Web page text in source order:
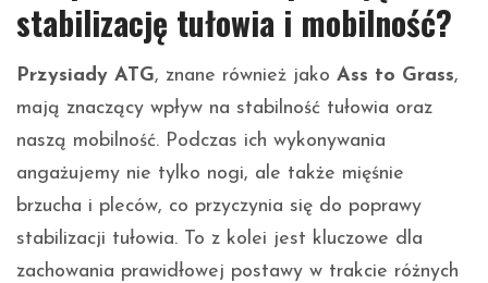
stabilizację tułowia i mobilność?
Przysiady ATG, znane również jako Ass to Grass,
mają znaczący wpływ na stabilność tułowia oraz
naszą mobilność. Podczas ich wykonywania
angażujemy nie tylko nogi, ale także mięśnie
brzucha i pleców, co przyczynia się do poprawy
stabilizacji tułowia. To z kolei jest kluczowe dla
zachowania prawidłowej postawy w trakcie różnych